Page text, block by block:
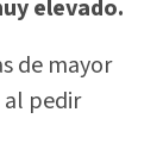
elevado.
de mayor
pedir